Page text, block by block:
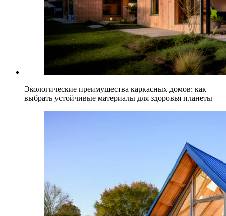
Экологические преимущества каркасных домов: как
выбрать устойчивые материалы для здоровья планеты